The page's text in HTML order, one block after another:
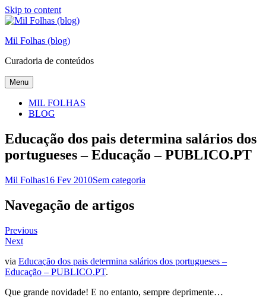
Skip to content
Mil Folhas (blog)
Curadoria de conteúdos
Menu
MIL FOLHAS
BLOG
Educação dos pais determina salários dos
portugueses – Educação – PUBLICO.PT
Mil Folhas16 Fev 2010Sem categoria
Navegação de artigos
Previous
Next
via Educação dos pais determina salários dos portugueses –
Educação – PUBLICO.PT.
Que grande novidade! E no entanto, sempre deprimente…